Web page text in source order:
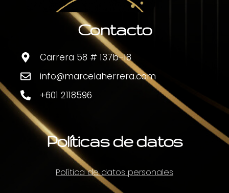
Contacto
Carrera 58 # 137b-18
info@marcelaherrera.com
+601 2118596
Políticas de datos
Política de datos personales